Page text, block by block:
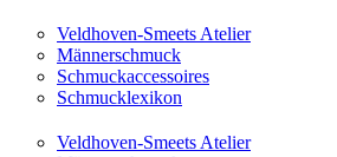
Veldhoven-Smeets Atelier
Männerschmuck
Schmuckaccessoires
Schmucklexikon
Veldhoven-Smeets Atelier